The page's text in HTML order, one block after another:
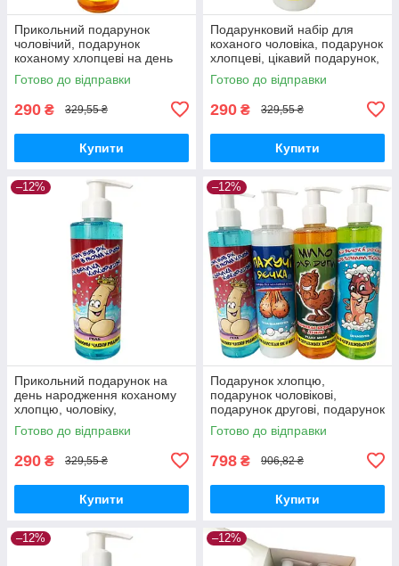
Прикольний подарунок
чоловічий, подарунок
коханому хлопцеві на день
народження, подарунок
чоловікові, чоловікові,
Готово до відправки
290 ₴ 329,55 ₴
Купити
Подарунковий набір для
коханого чоловіка, подарунок
хлопцеві, цікавий подарунок,
подарунок чоловіку,
подарунок другу
Готово до відправки
290 ₴ 329,55 ₴
Купити
–12%
Прикольний подарунок на
день народження коханому
хлопцю, чоловіку,
другу,подарунок тату,
подарунковий набір шефу
Готово до відправки
290 ₴ 329,55 ₴
Купити
–12%
Подарунок хлопцю,
подарунок чоловікові,
подарунок другові, подарунок
коханому на день
народження, чоловічий
Готово до відправки
798 ₴ 906,82 ₴
Купити
–12% –12%